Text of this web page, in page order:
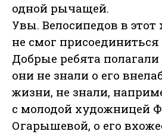
одной рычащей.
Увы. Велосипедов в
не смог
Добрые ребята полагали
они не знали о его
жизни, не знали,
с молодой художницей
Огарышевой, о его